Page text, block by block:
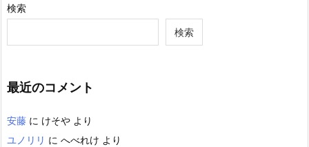
検索
検索
最近のコメント
安藤 に けそや より
ユノリリ に へべれけ より